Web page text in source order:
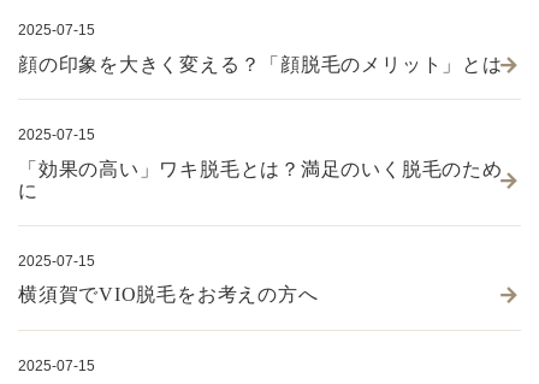
2025-07-15
顔の印象を大きく変える？「顔脱毛のメリット」とは
2025-07-15
「効果の高い」ワキ脱毛とは？満足のいく脱毛のため
に
2025-07-15
横須賀でVIO脱毛をお考えの方へ
2025-07-15